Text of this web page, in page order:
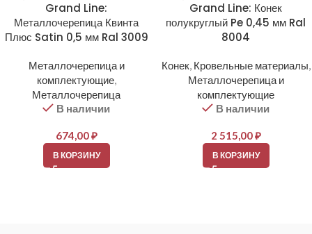
Grand Line:
Металлочерепица Квинта
Плюс Satin 0,5 мм Ral 3009
Металлочерепица и
комплектующие,
Металлочерепица
В наличии
674,00₽
В КОРЗИНУ
Grand Line: Конек
полукруглый Pe 0,45 мм Ral
8004
Конек, Кровельные материалы,
Металлочерепица и
комплектующие
В наличии
2 515,00₽
В КОРЗИНУ